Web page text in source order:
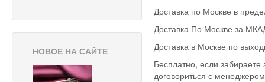
НОВОЕ НА САЙТЕ
Доставка по Москве в
Доставка По Москве за
Доставка в Москве по
Бесплатно, если
договориться с